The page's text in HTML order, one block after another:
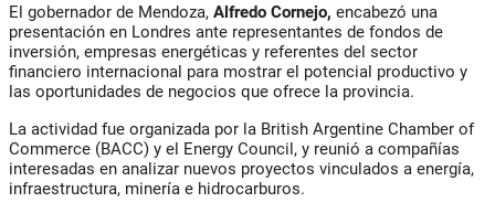
El gobernador de Mendoza, Alfredo Cornejo, encabezó una
presentación en Londres ante representantes de fondos de
inversión, empresas energéticas y referentes del sector
financiero internacional para mostrar el potencial productivo y
las oportunidades de negocios que ofrece la provincia.
La actividad fue organizada por la British Argentine Chamber of
Commerce (BACC) y el Energy Council, y reunió a compañías
interesadas en analizar nuevos proyectos vinculados a energía,
infraestructura, minería e hidrocarburos.